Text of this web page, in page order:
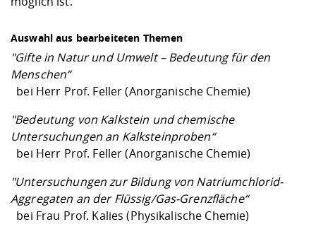
Auswahl aus bearbeiteten Themen
"Gifte in Natur und Umwelt – Bedeutung für den
Menschen“
bei Herr Prof. Feller (Anorganische Chemie)
"Bedeutung von Kalkstein und chemische
Untersuchungen an Kalksteinproben“
bei Herr Prof. Feller (Anorganische Chemie)
"Untersuchungen zur Bildung von Natriumchlorid-
Aggregaten an der Flüssig/Gas-Grenzfläche“
bei Frau Prof. Kalies (Physikalische Chemie)